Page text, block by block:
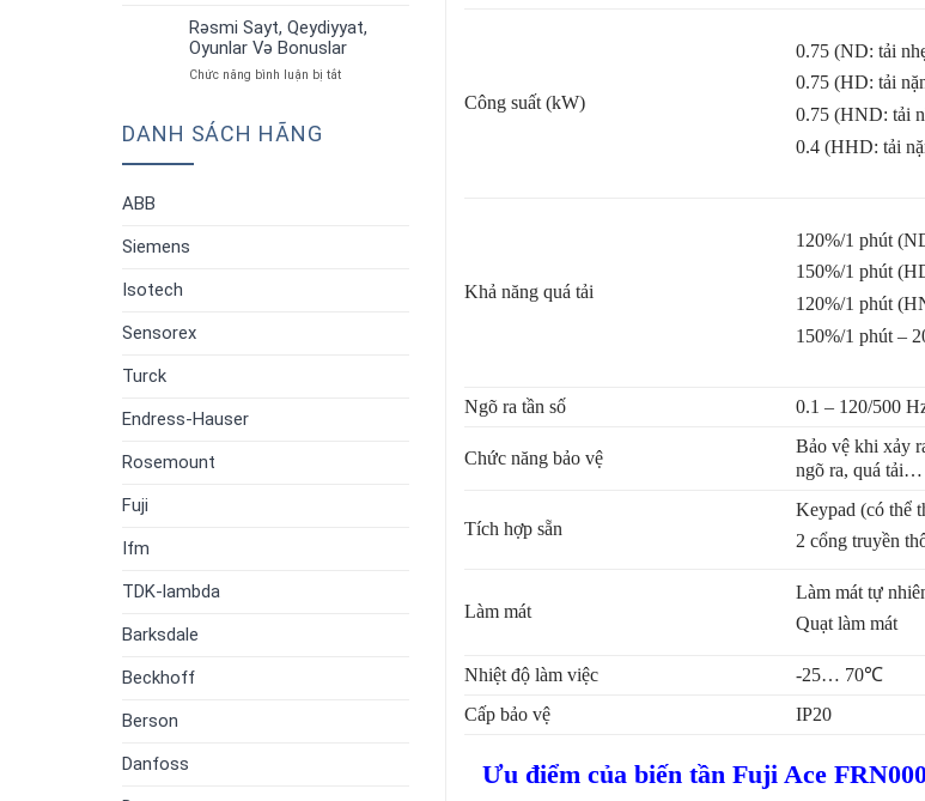
Rəsmi Sayt, Qeydiyyat,
Oyunlar Və Bonuslar
Chức năng bình luận bị tắtở
DANH SÁCH HÃNG
ABB
Siemens
Isotech
Sensorex
Turck
Endress-Hauser
Rosemount
Fuji
Ifm
TDK-lambda
Barksdale
Beckhoff
Berson
Danfoss
Công suất (kW)
0.75 (ND: tải
0.75 (HD: tải
0.75 (HND: tải
0.4 (HHD: tải
Khả năng quá tải
120%/1 phút
150%/1 phút
120%/1 phút
150%/1 phút –
Ngõ ra tần số 0.1 – 120/500
Chức năng bảo vệ
Bảo vệ khi xảy
ngõ ra, quá tải…
Tích hợp sẵn
Keypad (có thể
2 cổng truyền
Làm mát
Làm mát tự
Quạt làm mát
Nhiệt độ làm việc
-25… 70℃
Cấp bảo vệ
IP20
Ưu điểm của biến tần Fuji Ace